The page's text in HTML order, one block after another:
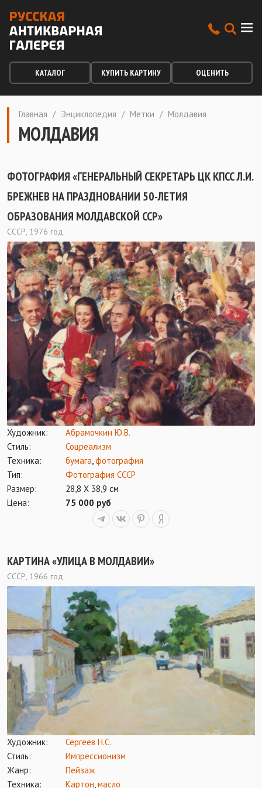
КАТАЛОГ КУПИТЬ КАРТИНУ ОЦЕНИТЬ
Главная / Энциклопедия / Метки / Молдавия
МОЛДАВИЯ
ФОТОГРАФИЯ «ГЕНЕРАЛЬНЫЙ СЕКРЕТАРЬ ЦК КПСС Л.И.
БРЕЖНЕВ НА ПРАЗДНОВАНИИ 50-ЛЕТИЯ
ОБРАЗОВАНИЯ МОЛДАВСКОЙ ССР»
СССР, 1976 год
Художник:
Абрамочкин Ю.В.
Стиль:
Соцреализм
Техника:
бумага фотография
Тип:
Фотография СССР
Размер:
28,8 Х 38,9 см
Цена:
75 000 руб
КАРТИНА «УЛИЦА В МОЛДАВИИ»
СССР, 1966 год
Художник:
Сергеев Н.С.
Стиль:
Импрессионизм
Жанр:
Пейзаж
Техника:
Картон,масло